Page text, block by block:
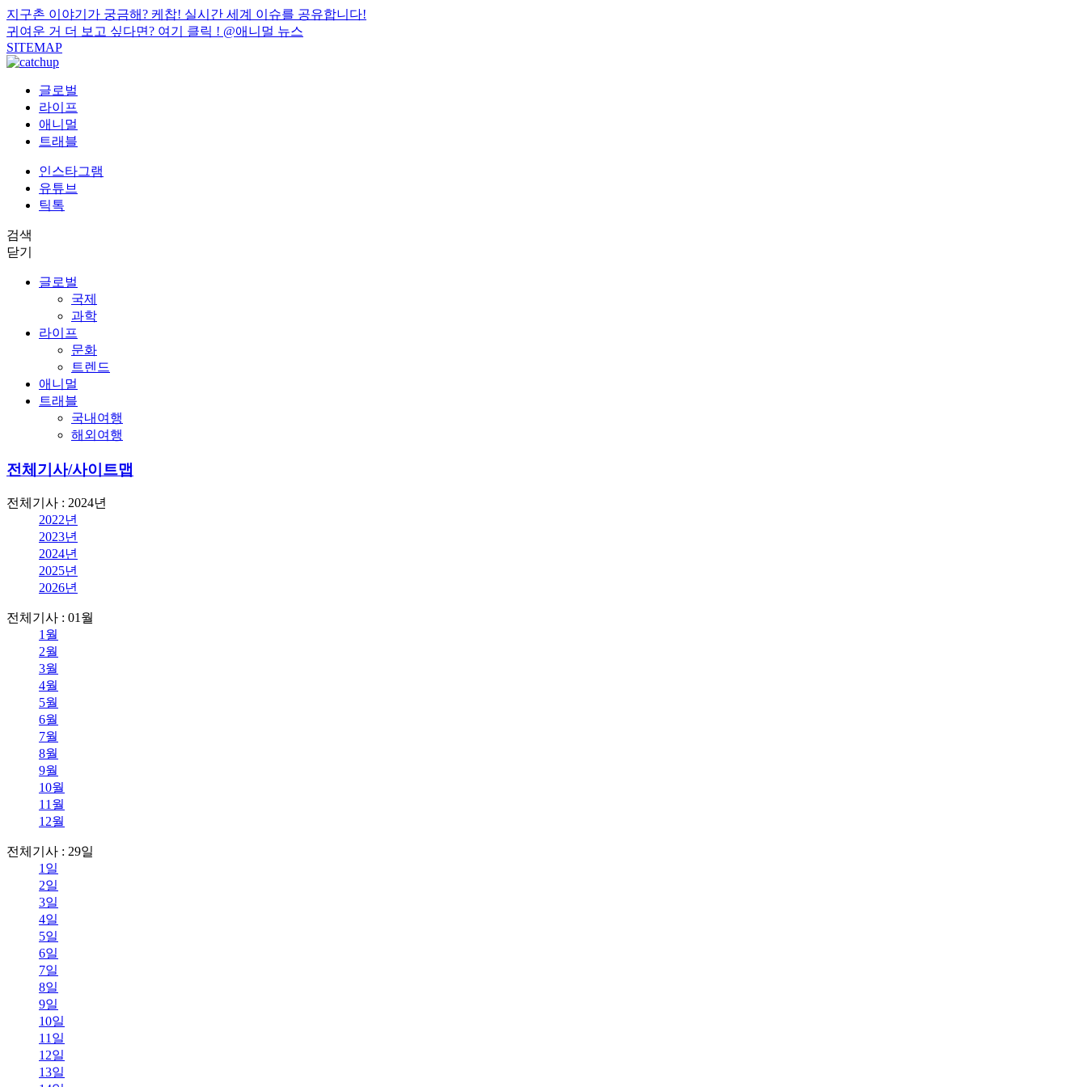
지구촌 이야기가 궁금해? 케찹! 실시간 세계 이슈를 공유합니다!
귀여운 거 더 보고 싶다면? 여기 클릭 ! @애니멀 뉴스
SITEMAP
글로벌
라이프
애니멀
트래블
인스타그램
유튜브
틱톡
검색
닫기
글로벌
국제
과학
라이프
문화
트렌드
애니멀
트래블
국내여행
해외여행
전체기사/사이트맵
전체기사 : 2024년
2022년
2023년
2024년
2025년
2026년
전체기사 : 01월
1월
2월
3월
4월
5월
6월
7월
8월
9월
10월
11월
12월
전체기사 : 29일
1일
2일
3일
4일
5일
6일
7일
8일
9일
10일
11일
12일
13일